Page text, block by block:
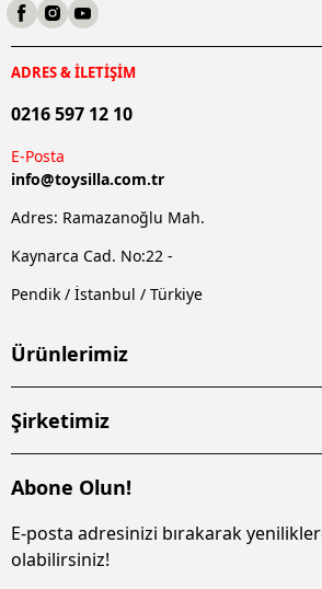
ADRES & İLETİŞİM
0216 597 12 10
E-Posta
info@toysilla.com.tr
Adres: Ramazanoğlu Mah.
Kaynarca Cad. No:22 -
Pendik / İstanbul / Türkiye
Ürünlerimiz
Şirketimiz
Abone Olun!
E-posta adresinizi bırakarak
olabilirsiniz!